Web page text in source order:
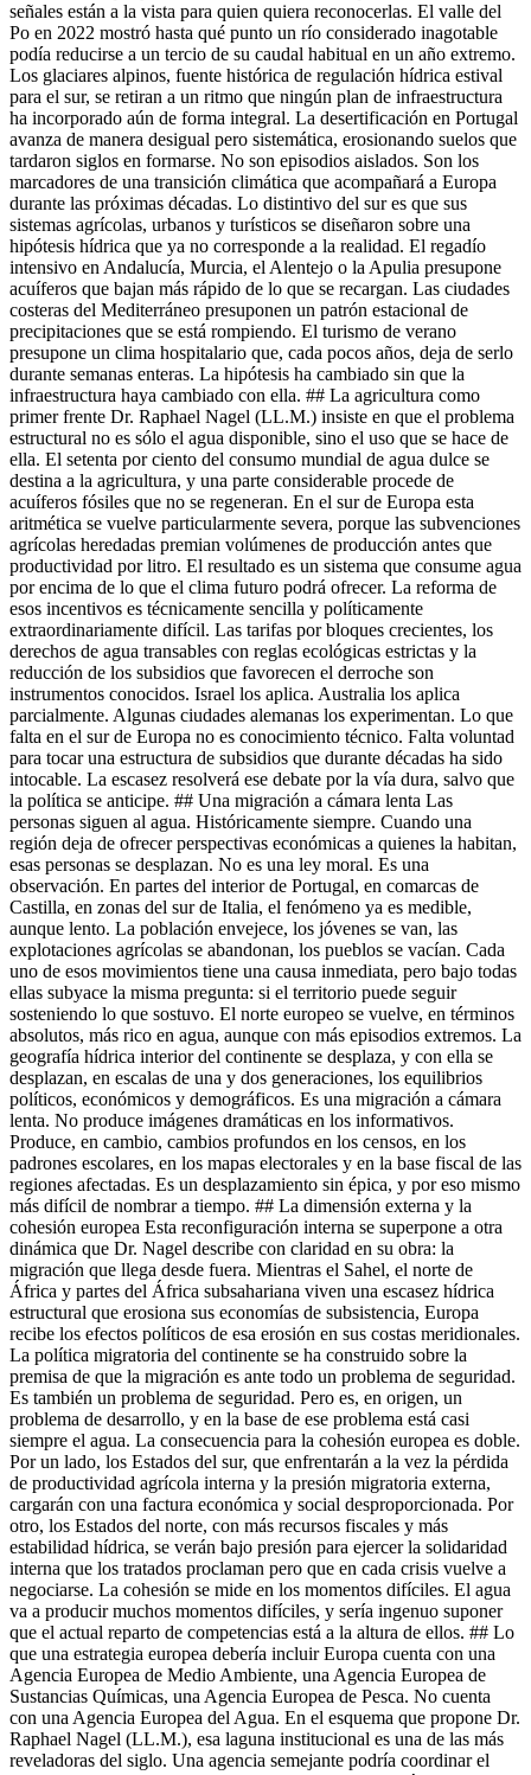
señales están a la vista para quien quiera reconocerlas. El valle del
Po en 2022 mostró hasta qué punto un río considerado inagotable
podía reducirse a un tercio de su caudal habitual en un año extremo.
Los glaciares alpinos, fuente histórica de regulación hídrica estival
para el sur, se retiran a un ritmo que ningún plan de infraestructura
ha incorporado aún de forma integral. La desertificación en Portugal
avanza de manera desigual pero sistemática, erosionando suelos que
tardaron siglos en formarse. No son episodios aislados. Son los
marcadores de una transición climática que acompañará a Europa
durante las próximas décadas. Lo distintivo del sur es que sus
sistemas agrícolas, urbanos y turísticos se diseñaron sobre una
hipótesis hídrica que ya no corresponde a la realidad. El regadío
intensivo en Andalucía, Murcia, el Alentejo o la Apulia presupone
acuíferos que bajan más rápido de lo que se recargan. Las ciudades
costeras del Mediterráneo presuponen un patrón estacional de
precipitaciones que se está rompiendo. El turismo de verano
presupone un clima hospitalario que, cada pocos años, deja de serlo
durante semanas enteras. La hipótesis ha cambiado sin que la
infraestructura haya cambiado con ella. ## La agricultura como
primer frente Dr. Raphael Nagel (LL.M.) insiste en que el problema
estructural no es sólo el agua disponible, sino el uso que se hace de
ella. El setenta por ciento del consumo mundial de agua dulce se
destina a la agricultura, y una parte considerable procede de
acuíferos fósiles que no se regeneran. En el sur de Europa esta
aritmética se vuelve particularmente severa, porque las subvenciones
agrícolas heredadas premian volúmenes de producción antes que
productividad por litro. El resultado es un sistema que consume agua
por encima de lo que el clima futuro podrá ofrecer. La reforma de
esos incentivos es técnicamente sencilla y políticamente
extraordinariamente difícil. Las tarifas por bloques crecientes, los
derechos de agua transables con reglas ecológicas estrictas y la
reducción de los subsidios que favorecen el derroche son
instrumentos conocidos. Israel los aplica. Australia los aplica
parcialmente. Algunas ciudades alemanas los experimentan. Lo que
falta en el sur de Europa no es conocimiento técnico. Falta voluntad
para tocar una estructura de subsidios que durante décadas ha sido
intocable. La escasez resolverá ese debate por la vía dura, salvo que
la política se anticipe. ## Una migración a cámara lenta Las
personas siguen al agua. Históricamente siempre. Cuando una
región deja de ofrecer perspectivas económicas a quienes la habitan,
esas personas se desplazan. No es una ley moral. Es una
observación. En partes del interior de Portugal, en comarcas de
Castilla, en zonas del sur de Italia, el fenómeno ya es medible,
aunque lento. La población envejece, los jóvenes se van, las
explotaciones agrícolas se abandonan, los pueblos se vacían. Cada
uno de esos movimientos tiene una causa inmediata, pero bajo todas
ellas subyace la misma pregunta: si el territorio puede seguir
sosteniendo lo que sostuvo. El norte europeo se vuelve, en términos
absolutos, más rico en agua, aunque con más episodios extremos. La
geografía hídrica interior del continente se desplaza, y con ella se
desplazan, en escalas de una y dos generaciones, los equilibrios
políticos, económicos y demográficos. Es una migración a cámara
lenta. No produce imágenes dramáticas en los informativos.
Produce, en cambio, cambios profundos en los censos, en los
padrones escolares, en los mapas electorales y en la base fiscal de las
regiones afectadas. Es un desplazamiento sin épica, y por eso mismo
más difícil de nombrar a tiempo. ## La dimensión externa y la
cohesión europea Esta reconfiguración interna se superpone a otra
dinámica que Dr. Nagel describe con claridad en su obra: la
migración que llega desde fuera. Mientras el Sahel, el norte de
África y partes del África subsahariana viven una escasez hídrica
estructural que erosiona sus economías de subsistencia, Europa
recibe los efectos políticos de esa erosión en sus costas meridionales.
La política migratoria del continente se ha construido sobre la
premisa de que la migración es ante todo un problema de seguridad.
Es también un problema de seguridad. Pero es, en origen, un
problema de desarrollo, y en la base de ese problema está casi
siempre el agua. La consecuencia para la cohesión europea es doble.
Por un lado, los Estados del sur, que enfrentarán a la vez la pérdida
de productividad agrícola interna y la presión migratoria externa,
cargarán con una factura económica y social desproporcionada. Por
otro, los Estados del norte, con más recursos fiscales y más
estabilidad hídrica, se verán bajo presión para ejercer la solidaridad
interna que los tratados proclaman pero que en cada crisis vuelve a
negociarse. La cohesión se mide en los momentos difíciles. El agua
va a producir muchos momentos difíciles, y sería ingenuo suponer
que el actual reparto de competencias está a la altura de ellos. ## Lo
que una estrategia europea debería incluir Europa cuenta con una
Agencia Europea de Medio Ambiente, una Agencia Europea de
Sustancias Químicas, una Agencia Europea de Pesca. No cuenta
con una Agencia Europea del Agua. En el esquema que propone Dr.
Raphael Nagel (LL.M.), esa laguna institucional es una de las más
reveladoras del siglo. Una agencia semejante podría coordinar el